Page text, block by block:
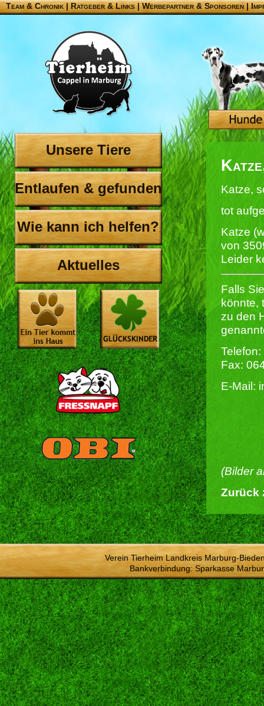
Team & Chronik |Ratgeber & Links|Werbepartner & Sponsoren|
Unsere Tiere
Entlaufen & gefunden
Wie kann ich helfen?
Aktuelles
Katze,
tot
Katze
von
Leider
Falls
könnte,
zu den
Fax:
E-Mail:
(Bilder
Zurück
Verein Tierheim Landkreis Marburg-
Bankverbindung: Sparkasse